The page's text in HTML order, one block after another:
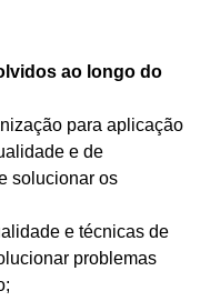
ao longo do
para aplicação
e de
solucionar os
e técnicas de
problemas